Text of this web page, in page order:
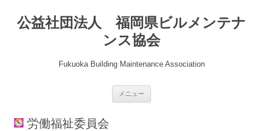
公益社団法人 福岡県ビルメンテナ
ンス協会
Fukuoka Building Maintenance Association
メニュー
労働福祉委員会